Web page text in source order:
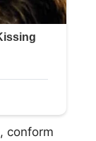
conform